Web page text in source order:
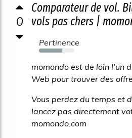
0
Comparateur de vol.
vols pas chers |
Pertinence
65%
momondo est de loin l'un
Web pour trouver des
Vous perdez du temps et
lancez pas directement
momondo.com